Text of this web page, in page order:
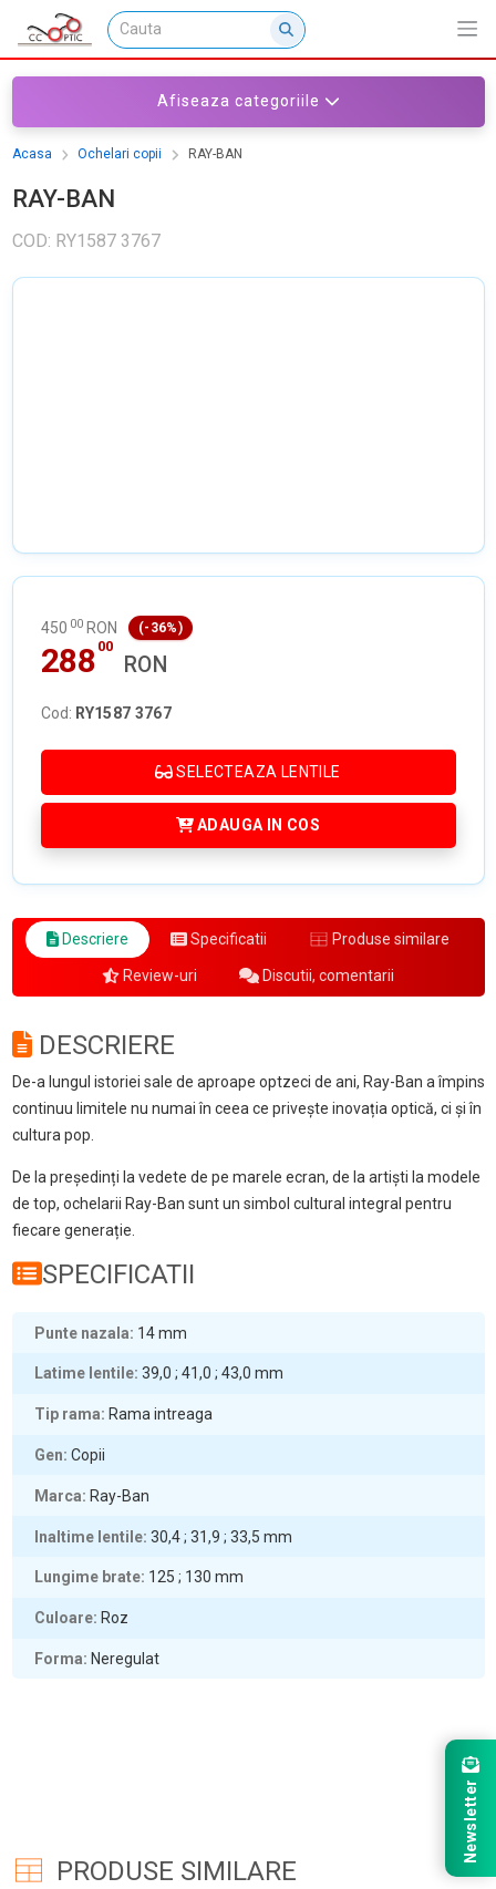
Afiseaza categoriile
Acasa Ochelari copii RAY-BAN
RAY-BAN
COD: RY1587 3767
450 00 RON (-36%)
288 00
RON
Cod: RY1587 3767
SELECTEAZA LENTILE
ADAUGA IN COS
Descriere Specificatii Produse similare
Review-uri Discutii, comentarii
DESCRIERE
De-a lungul istoriei sale de aproape optzeci de ani, Ray-Ban a împins
continuu limitele nu numai în ceea ce privește inovația optică, ci și în
cultura pop.
De la președinți la vedete de pe marele ecran, de la artiști la modele
de top, ochelarii Ray-Ban sunt un simbol cultural integral pentru
fiecare generație.
SPECIFICATII
Punte nazala 14mm
Latime lentile 39,0 ; 41,0 ; 43,0 mm
Tip rama Rama intreaga
Gen Copii
Marca Ray-Ban
Inaltime lentile 30,4 ; 31,9 ; 33,5 mm
Lungime brate 125 ; 130 mm
Culoare Roz
Forma Neregulat
PRODUSE SIMILARE
Newsletter